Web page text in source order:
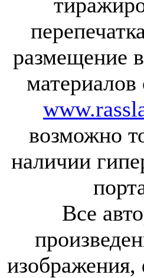
размещение
материалов
возможно
наличии
Все